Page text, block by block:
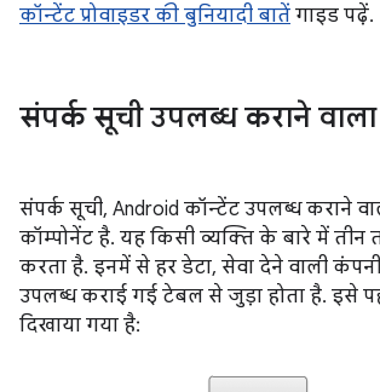
कॉन्टेंट प्रोवाइडर की बुनियादी बातें गाइड पढ़ें.
संपर्क सूची उपलब्ध कराने
संपर्क सूची, Android कॉन्टेंट उपलब्ध कराने
कॉम्पोनेंट है. यह किसी व्यक्ति के बारे में तीन
करता है. इनमें से हर डेटा, सेवा देने वाली
उपलब्ध कराई गई टेबल से जुड़ा होता है. इसे
दिखाया गया है: